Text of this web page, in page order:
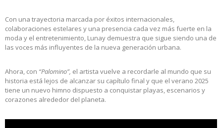
Con una trayectoria marcada por éxitos internacionales,
colaboraciones estelares y una presencia cada vez más fuerte en la
moda y el entretenimiento, Lunay demuestra que sigue siendo una de
las voces más influyentes de la nueva generación urbana.
Ahora, con “Palomino”, el artista vuelve a recordarle al mundo que su
historia está lejos de alcanzar su capítulo final y que el verano 2025
tiene un nuevo himno dispuesto a conquistar playas, escenarios y
corazones alrededor del planeta.